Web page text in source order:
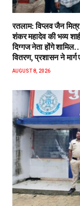
रतलाम: विप्लव जैन
शंकर महादेव की भव्य
दिग्गज नेता होंगे
वितरण, प्रशासन ने
AUGUST 8, 2026